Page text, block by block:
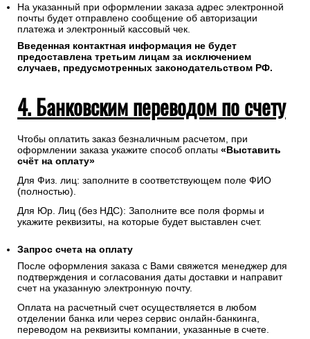
На указанный при оформлении заказа адрес электронной
почты будет отправлено сообщение об авторизации
платежа и электронный кассовый чек.
Введенная контактная информация не будет
предоставлена третьим лицам за исключением
случаев, предусмотренных законодательством РФ.
4. Банковским переводом по счету
Чтобы оплатить заказ безналичным расчетом, при
оформлении заказа укажите способ оплаты «Выставить
счёт на оплату»
Для Физ. лиц: заполните в соответствующем поле ФИО
(полностью).
Для Юр. Лиц (без НДС): Заполните все поля формы и
укажите реквизиты, на которые будет выставлен счет.
Запрос счета на оплату
После оформления заказа с Вами свяжется менеджер для
подтверждения и согласования даты доставки и направит
счет на указанную электронную почту.
Оплата на расчетный счет осуществляется в любом
отделении банка или через сервис онлайн-банкинга,
переводом на реквизиты компании, указанные в счете.